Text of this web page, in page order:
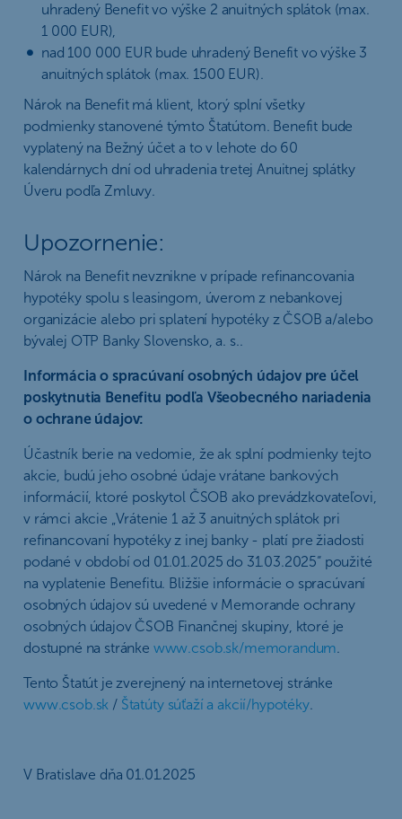
uhradený Benefit vo výške 2 anuitných splátok (max.
1 000 EUR),
nad 100 000 EUR bude uhradený Benefit vo výške 3
anuitných splátok (max. 1500 EUR).
Nárok na Benefit má klient, ktorý splní všetky
podmienky stanovené týmto Štatútom. Benefit bude
vyplatený na Bežný účet a to v lehote do 60
kalendárnych dní od uhradenia tretej Anuitnej splátky
Úveru podľa Zmluvy.
Upozornenie:
Nárok na Benefit nevznikne v prípade refinancovania
hypotéky spolu s leasingom, úverom z nebankovej
organizácie alebo pri splatení hypotéky z ČSOB a/alebo
bývalej OTP Banky Slovensko, a. s..
Informácia o spracúvaní osobných údajov pre účel
poskytnutia Benefitu podľa Všeobecného nariadenia
o ochrane údajov:
Účastník berie na vedomie, že ak splní podmienky tejto
akcie, budú jeho osobné údaje vrátane bankových
informácií, ktoré poskytol ČSOB ako prevádzkovateľovi,
v rámci akcie „Vrátenie 1 až 3 anuitných splátok pri
refinancovaní hypotéky z inej banky - platí pre žiadosti
podané v období od 01.01.2025 do 31.03.2025“ použité
na vyplatenie Benefitu. Bližšie informácie o spracúvaní
osobných údajov sú uvedené v Memorande ochrany
osobných údajov ČSOB Finančnej skupiny, ktoré je
dostupné na stránke www.csob.sk/memorandum.
Tento Štatút je zverejnený na internetovej stránke
www.csob.sk / Štatúty súťaží a akcií/hypotéky.
V Bratislave dňa 01.01.2025